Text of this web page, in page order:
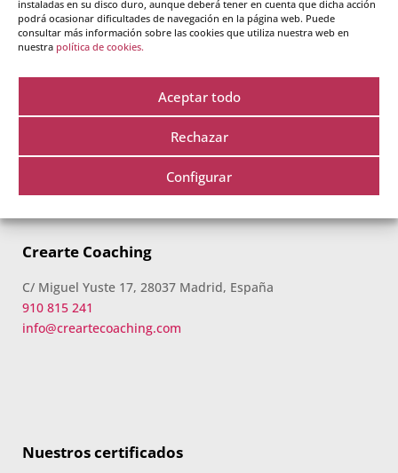
instaladas en su disco duro, aunque deberá tener en cuenta que dicha acción
podrá ocasionar dificultades de navegación en la página web. Puede
consultar más información sobre las cookies que utiliza nuestra web en
nuestra política de cookies.
Aceptar todo
Rechazar
Configurar
Practitioner PNL, Inteligencia Emocional y mucho más. Te
ofrecemos formación personalizada y de alta calidad, en
presencial como online, durante todos nuestros cursos.
QUIENES SOMOS.
Crearte Coaching
C/ Miguel Yuste 17, 28037 Madrid, España
910 815 241
info@creartecoaching.com
Nuestros certificados